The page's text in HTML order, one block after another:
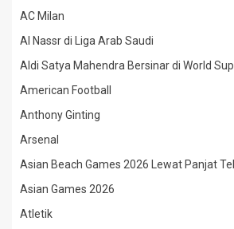
AC Milan
Al Nassr di Liga Arab Saudi
Aldi Satya Mahendra Bersinar di World
American Football
Anthony Ginting
Arsenal
Asian Beach Games 2026 Lewat Panjat
Asian Games 2026
Atletik